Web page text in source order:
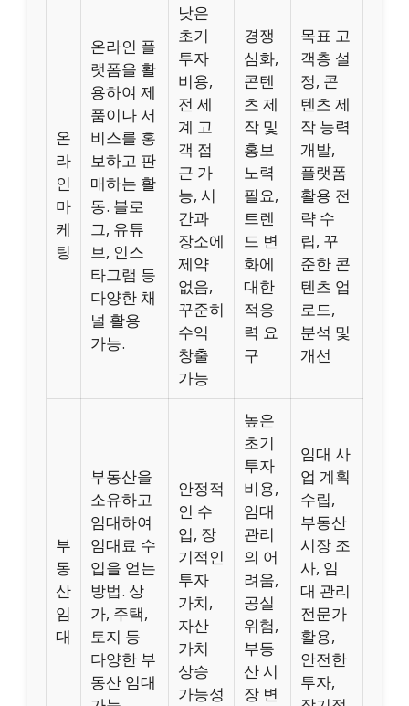
온
라
인
마
케
팅
온라인 플
랫폼을 활
용하여 제
품이나 서
비스를 홍
보하고 판
매하는 활
동. 블로
그, 유튜
브, 인스
타그램 등
다양한 채
널 활용
가능.
낮은
초기
투자
비용,
전 세
계 고
객 접
근 가
능, 시
간과
장소에
제약
없음,
꾸준히
수익
창출
가능
경쟁
심화,
콘텐
츠 제
작 및
홍보
노력
필요,
트렌
드 변
화에
대한
적응
력 요
구
목표 고
객층 설
정, 콘
텐츠 제
작 능력
개발,
플랫폼
활용 전
략 수
립, 꾸
준한 콘
텐츠 업
로드,
분석 및
개선
부
동
산
임
대
부동산을
소유하고
임대하여
임대료 수
입을 얻는
방법. 상
가, 주택,
토지 등
다양한 부
동산 임대
안정적
인 수
입, 장
기적인
투자
가치,
자산
가치
상승
가능성
높은
초기
투자
비용,
임대
관리
의 어
려움,
공실
위험,
부동
산 시
장 변
임대 사
업 계획
수립,
부동산
시장 조
사, 임
대 관리
전문가
활용,
안전한
투자,